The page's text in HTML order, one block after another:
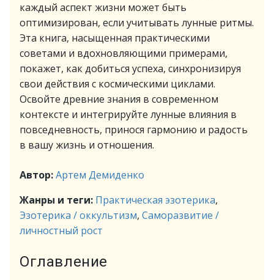
каждый аспект жизни может быть
оптимизирован, если учитывать лунные ритмы.
Эта книга, насыщенная практическими
советами и вдохновляющими примерами,
покажет, как добиться успеха, синхронизируя
свои действия с космическими циклами.
Освойте древние знания в современном
контексте и интегрируйте лунные влияния в
повседневность, принося гармонию и радость
в вашу жизнь и отношения.
Автор:Артем Демиденко
Жанры и теги: Практическая эзотерика,
Эзотерика / оккультизм, Саморазвитие /
личностный рост
Оглавление